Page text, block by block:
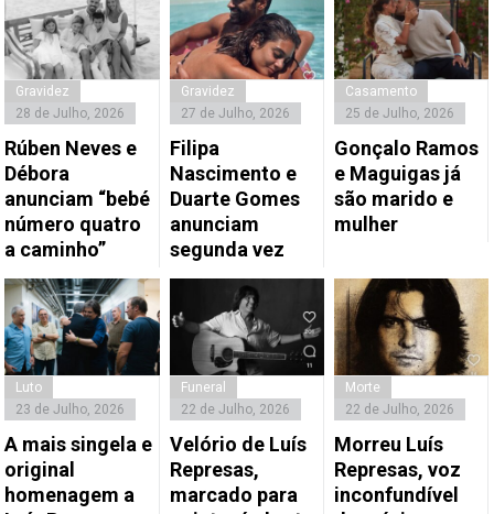
Gravidez
28 de Julho, 2026
Rúben Neves e
Débora
anunciam “bebé
número quatro
a caminho”
Gravidez
27 de Julho, 2026
Filipa
Nascimento e
Duarte Gomes
anunciam
segunda vez
Casamento
25 de Julho, 2026
Gonçalo Ramos
e Maguigas já
são marido e
mulher
Luto
23 de Julho, 2026
A mais singela e
original
homenagem a
Funeral
22 de Julho, 2026
Velório de Luís
Represas,
marcado para
Morte
22 de Julho, 2026
Morreu Luís
Represas, voz
inconfundível